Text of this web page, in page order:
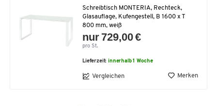
Schreibtisch MONTERIA, Rechteck,
Glasauflage, Kufengestell, B 1600 x T
800 mm, weiß
nur 729,00 €
pro St.
Lieferzeit:innerhalb 1 Woche
Vergleichen Merken